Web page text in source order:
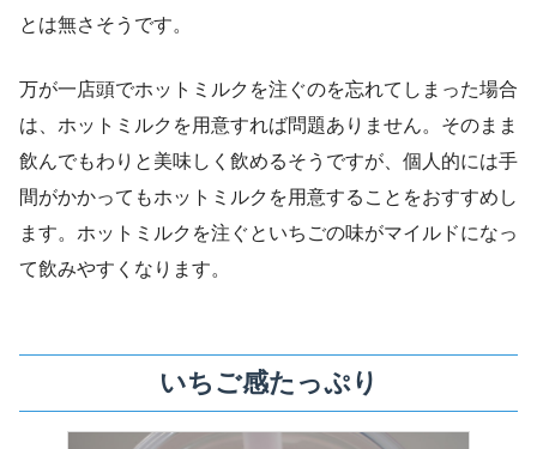
とは無さそうです。
万が一店頭でホットミルクを注ぐのを忘れてしまった場合
は、ホットミルクを用意すれば問題ありません。そのまま
飲んでもわりと美味しく飲めるそうですが、個人的には手
間がかかってもホットミルクを用意することをおすすめし
ます。ホットミルクを注ぐといちごの味がマイルドになっ
て飲みやすくなります。
いちご感たっぷり